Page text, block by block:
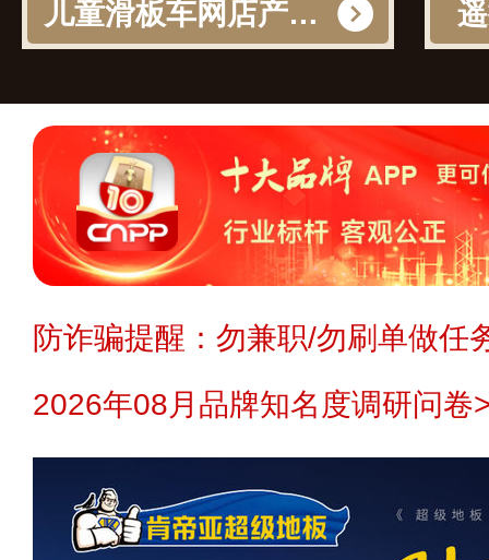
儿童滑板车网店产品榜
防诈骗提醒：勿兼职/勿刷单做任
2026年08月品牌知名度调研问卷